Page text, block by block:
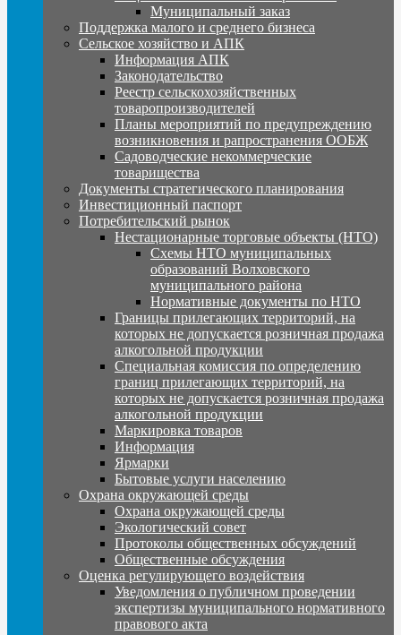
Муниципальный заказ
Поддержка малого и среднего бизнеса
Сельское хозяйство и АПК
Информация АПК
Законодательство
Реестр сельскохозяйственных
товаропроизводителей
Планы мероприятий по предупреждению
возникновения и рапространения ООБЖ
Садоводческие некоммерческие
товарищества
Документы стратегического планирования
Инвестиционный паспорт
Потребительский рынок
Нестационарные торговые объекты (НТО)
Схемы НТО муниципальных
образований Волховского
муниципального района
Нормативные документы по НТО
Границы прилегающих территорий, на
которых не допускается розничная продажа
алкогольной продукции
Специальная комиссия по определению
границ прилегающих территорий, на
которых не допускается розничная продажа
алкогольной продукции
Маркировка товаров
Информация
Ярмарки
Бытовые услуги населению
Охрана окружающей среды
Охрана окружающей среды
Экологический совет
Протоколы общественных обсуждений
Общественные обсуждения
Оценка регулирующего воздействия
Уведомления о публичном проведении
экспертизы муниципального нормативного
правового акта